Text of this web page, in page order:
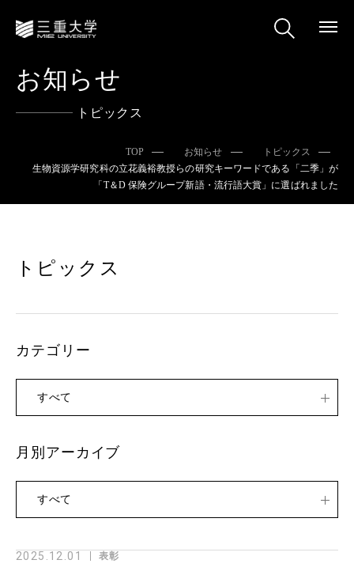
お知らせ
トピックス
TOP お知らせ
トピックス
生物資源学研究科の立花義裕教授らの研究キーワードである「二季」が
「T＆D 保険グループ新語・流行語大賞」に選ばれました
2025.12.01 表彰
トピックス
カテゴリー
すべて
月別アーカイブ
すべて